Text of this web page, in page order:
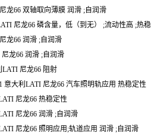
龙66 双轴取向薄膜 润滑 ;自润滑
尼龙66 磷含量，低（到无） ;流动性高 ;热
龙66 润滑 ;自润滑
龙66 润滑 ;自润滑
LATI 尼龙66 阻射
意大利LATI 尼龙66 汽车照明轨应用 热稳定性
尼龙66 热稳定性
尼龙66 润滑 ;自润滑
尼龙66 照明应用;轨道应用 润滑 ;自润滑